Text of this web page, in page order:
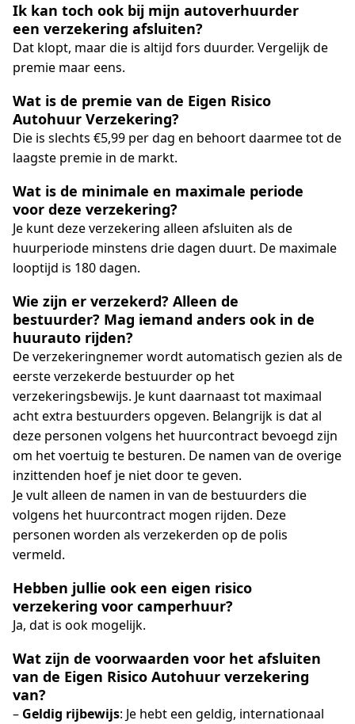
Ik kan toch ook bij mijn autoverhuurder
een verzekering afsluiten?
Dat klopt, maar die is altijd fors duurder. Vergelijk de
premie maar eens.
Wat is de premie van de Eigen Risico
Autohuur Verzekering?
Die is slechts €5,99 per dag en behoort daarmee tot de
laagste premie in de markt.
Wat is de minimale en maximale periode
voor deze verzekering?
Je kunt deze verzekering alleen afsluiten als de
huurperiode minstens drie dagen duurt. De maximale
looptijd is 180 dagen.
Wie zijn er verzekerd? Alleen de
bestuurder? Mag iemand anders ook in de
huurauto rijden?
De verzekeringnemer wordt automatisch gezien als de
eerste verzekerde bestuurder op het
verzekeringsbewijs. Je kunt daarnaast tot maximaal
acht extra bestuurders opgeven. Belangrijk is dat al
deze personen volgens het huurcontract bevoegd zijn
om het voertuig te besturen. De namen van de overige
inzittenden hoef je niet door te geven.
Je vult alleen de namen in van de bestuurders die
volgens het huurcontract mogen rijden. Deze
personen worden als verzekerden op de polis
vermeld.
Hebben jullie ook een eigen risico
verzekering voor camperhuur?
Ja, dat is ook mogelijk.
Wat zijn de voorwaarden voor het afsluiten
van de Eigen Risico Autohuur verzekering
van?
– Geldig rijbewijs: Je hebt een geldig, internationaal